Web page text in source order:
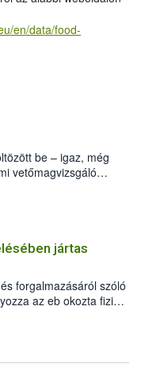
en/data/food-
be – igaz, még
vetőmagvizsgáló
Czigler Győző által
jártas
forgalmazásáról szóló
az eb okozta fizikai
felmerülő
eb tartását és annak
jártas szakértőt.